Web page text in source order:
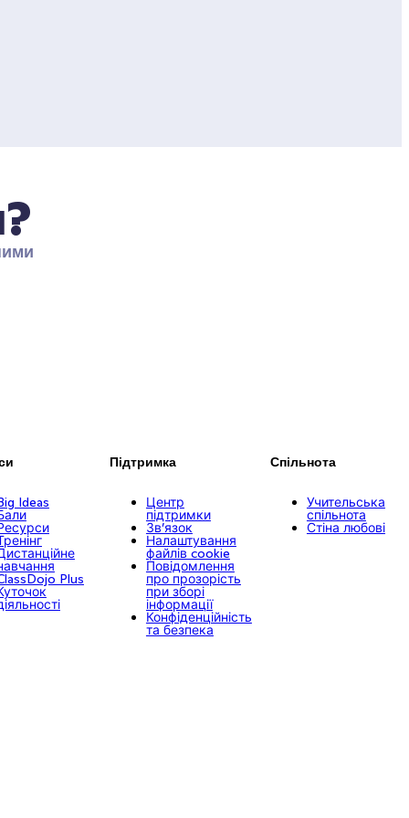
Ideas
Plus
Підтримка
Центр
підтримки
Зв’язок
Налаштування
файлів cookie
Повідомлення
про прозорість
при зборі
інформації
Конфіденційність
та безпека
Спільнота
Учительська
спільнота
Стіна любові